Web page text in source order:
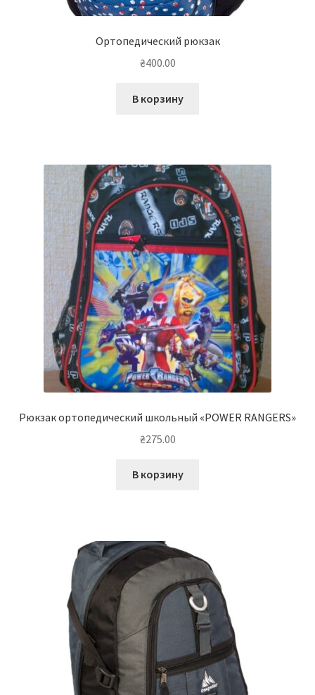
Ортопедический рюкзак
₴400.00
В корзину
Рюкзак ортопедический школьный «POWER RANGERS»
₴275.00
В корзину